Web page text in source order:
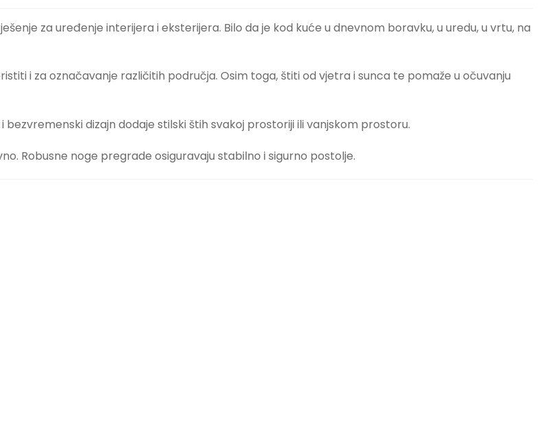
za uređenje interijera i eksterijera. Bilo da je kod kuće u dnevnom boravku, u uredu, u vrtu, na
i za označavanje različitih područja. Osim toga, štiti od vjetra i sunca te pomaže u očuvanju
dizajn dodaje stilski štih svakoj prostoriji ili vanjskom prostoru.
Robusne noge pregrade osiguravaju stabilno i sigurno postolje.